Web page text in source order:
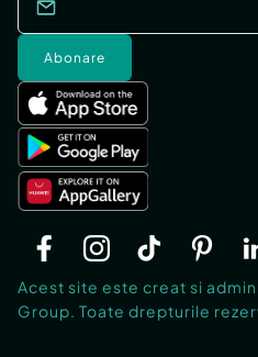
Abonare
Acest site este creat si
Group. Toate drepturile